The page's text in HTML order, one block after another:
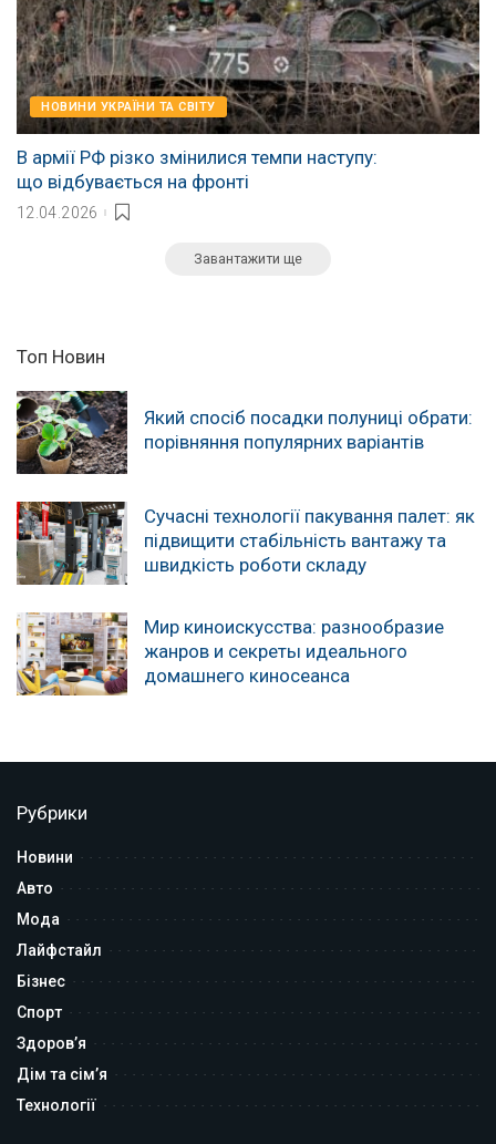
НОВИНИ УКРАЇНИ ТА СВІТУ
В армії РФ різко змінилися темпи наступу:
що відбувається на фронті
12.04.2026
Завантажити ще
Топ Новин
Який спосіб посадки полуниці обрати:
порівняння популярних варіантів
Сучасні технології пакування палет: як
підвищити стабільність вантажу та
швидкість роботи складу
Мир киноискусства: разнообразие
жанров и секреты идеального
домашнего киносеанса
Рубрики
Новини
Авто
Мода
Лайфстайл
Бізнес
Спорт
Здоров’я
Дім та сім’я
Технології